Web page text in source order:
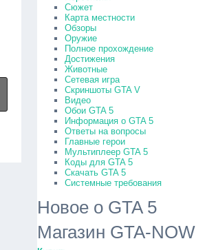
Сюжет
Карта местности
Обзоры
Оружие
Полное прохождение
Достижения
Животные
Сетевая игра
Скриншоты GTA V
Видео
Обои GTA 5
Информация о GTA 5
Ответы на вопросы
Главные герои
Мультиплеер GTA 5
Коды для GTA 5
Скачать GTA 5
Системные требования
Новое о GTA 5
Магазин GTA-NOW